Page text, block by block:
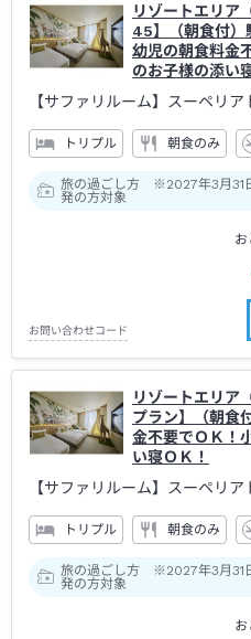
リゾートエリア
45】（朝食付）
幼児の朝食料金
のお子様の添い
【サファリルーム】スーペリ
トリプル 朝食のみ
旅の過ごし方 ※2027年3月31
発の方対象
お
お問い合わせコード
リゾートエリア
プラン】（朝食
金不要でＯＫ！
い寝ＯＫ！
【サファリルーム】スーペリ
トリプル 朝食のみ
旅の過ごし方 ※2027年3月31
発の方対象
お